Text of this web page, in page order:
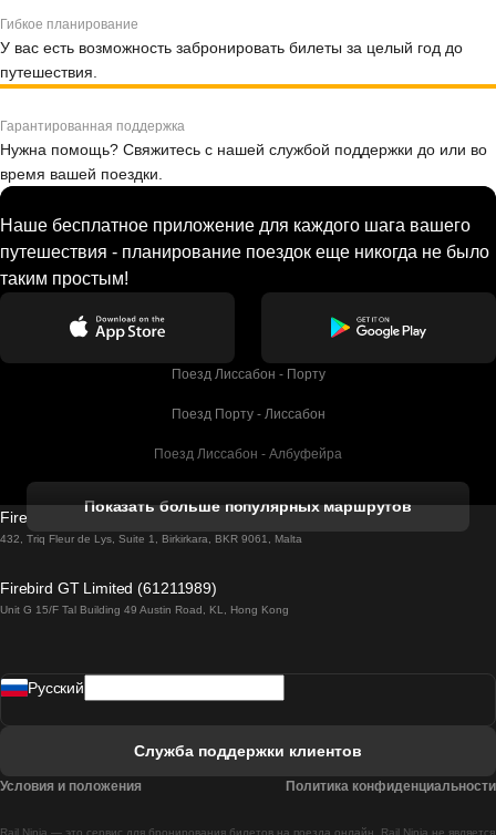
Гибкое планирование
У вас есть возможность забронировать билеты за целый год до
путешествия.
Гарантированная поддержка
Нужна помощь? Свяжитесь с нашей службой поддержки до или во
время вашей поездки.
Наше бесплатное приложение для каждого шага вашего
путешествия - планирование поездок еще никогда не было
таким простым!
Поезд Лиссабон - Порту
Поезд Порту - Лиссабон
Поезд Лиссабон - Албуфейра
Поезд Лиссабон - Лагос
Поезд Лиссабон - Мадрид
Показать больше популярных маршрутов
Firebird GT Limited (OC 1451)
432, Triq Fleur de Lys, Suite 1, Birkirkara, BKR 9061, Malta
Firebird GT Limited (61211989)
Unit G 15/F Tal Building 49 Austin Road, KL, Hong Kong
Rail Ninja — это сервис для бронирования билетов на поезда онлайн. Rail Ninja не является
Pусский
Служба поддержки клиентов
Условия и положения Политика конфиденциальности